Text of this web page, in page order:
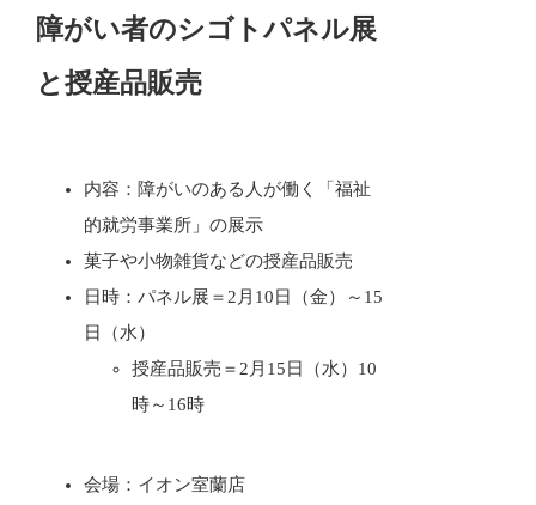
障がい者のシゴトパネル展
と授産品販売
内容：障がいのある人が働く「福祉
的就労事業所」の展示
菓子や小物雑貨などの授産品販売
日時：パネル展＝2月10日（金）～15
日（水）
授産品販売＝2月15日（水）10
時～16時
会場：イオン室蘭店